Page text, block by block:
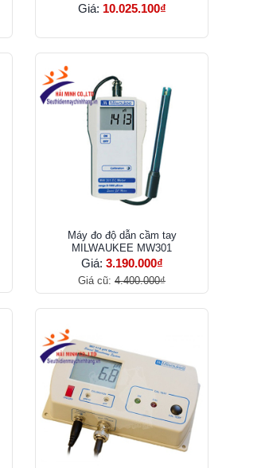
Giá: 10.025.100₫
Máy đo độ dẫn cầm tay
MILWAUKEE MW301
Giá: 3.190.000₫
Giá cũ: 4.400.000₫